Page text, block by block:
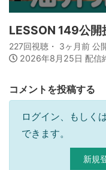
LESSON 149公開
227回視聴・ 3ヶ月前 公
2026年8月25日 配信
コメントを投稿する
ログイン、もしく
できます。
新規